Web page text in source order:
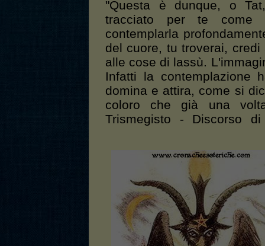
"Questa è dunque, o
tracciato per te come
contemplarla
del cuore, tu troverai,
alle cose di lassù.
Infatti la contemplazione
domina e attira, come si
coloro che già una
Trismegisto - Discorso